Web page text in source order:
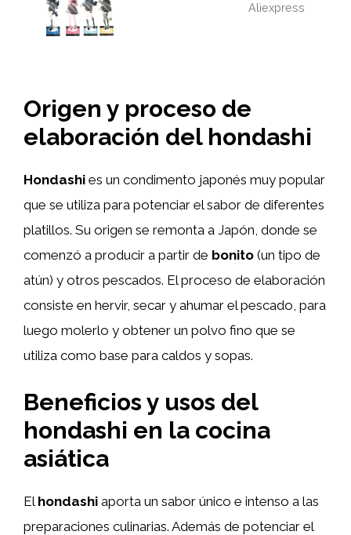
Aliexpress
Origen y proceso de
elaboración del hondashi
Hondashi es un condimento japonés muy popular
que se utiliza para potenciar el sabor de diferentes
platillos. Su origen se remonta a Japón, donde se
comenzó a producir a partir de bonito (un tipo de
atún) y otros pescados. El proceso de elaboración
consiste en hervir, secar y ahumar el pescado, para
luego molerlo y obtener un polvo fino que se
utiliza como base para caldos y sopas.
Beneficios y usos del
hondashi en la cocina
asiática
El hondashi aporta un sabor único e intenso a las
preparaciones culinarias. Además de potenciar el